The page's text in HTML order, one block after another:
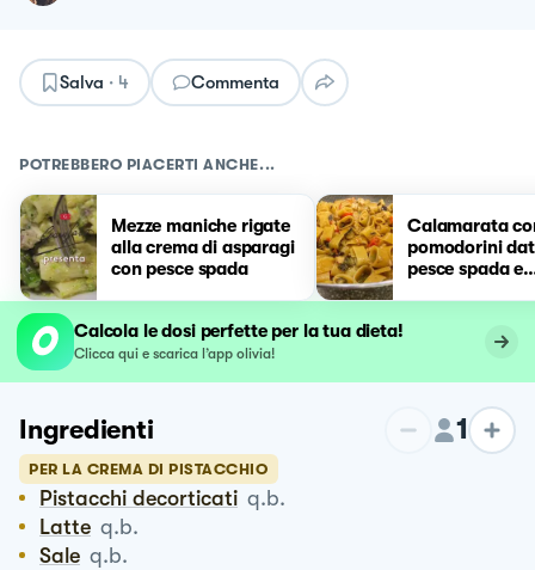
Salva · 4 Commenta
POTREBBERO PIACERTI ANCHE...
Mezze maniche rigate
alla crema di asparagi
con pesce spada
Calamarata
pomodorini
pesce spada e
Calcola le dosi perfette per la tua dieta!
Clicca qui e scarica l’app olivia!
Ingredienti 1
PER LA CREMA DI PISTACCHIO
Pistacchi decorticati q.b.
Latte q.b.
Sale q.b.